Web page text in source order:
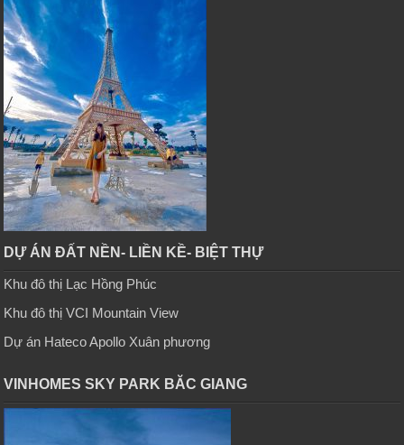
DỰ ÁN ĐẤT NỀN- LIỀN KỀ- BIỆT THỰ
Khu đô thị Lạc Hồng Phúc
Khu đô thị VCI Mountain View
Dự án Hateco Apollo Xuân phương
VINHOMES SKY PARK BĂC GIANG